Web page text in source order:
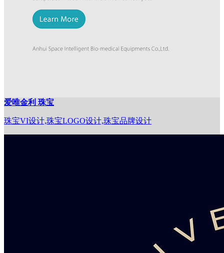
爱唯金利 珠宝
珠宝VI设计,珠宝LOGO设计,珠宝品牌设计